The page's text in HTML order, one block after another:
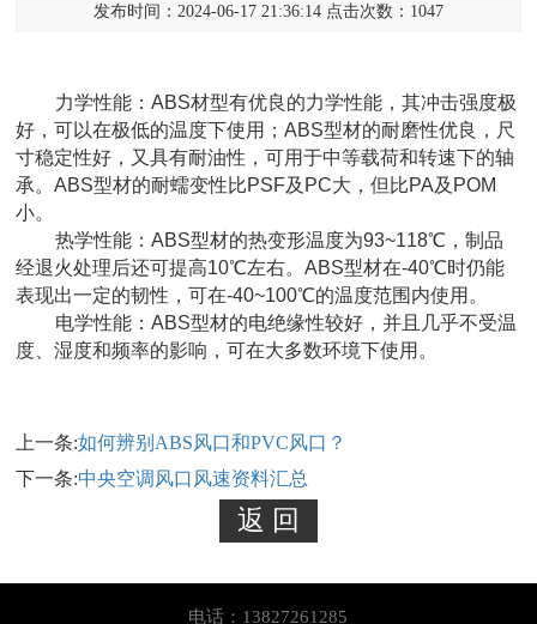
发布时间：2024-06-17 21:36:14 点击次数：1047
力学性能：ABS材型有优良的力学性能，其冲击强度极
好，可以在极低的温度下使用；ABS型材的耐磨性优良，尺
寸稳定性好，又具有耐油性，可用于中等载荷和转速下的轴
承。ABS型材的耐蠕变性比PSF及PC大，但比PA及POM
小。
热学性能：ABS型材的热变形温度为93~118℃，制品
经退火处理后还可提高10℃左右。ABS型材在-40℃时仍能
表现出一定的韧性，可在-40~100℃的温度范围内使用。
电学性能：ABS型材的电绝缘性较好，并且几乎不受温
度、湿度和频率的影响，可在大多数环境下使用。
上一条:如何辨别ABS风口和PVC风口？
下一条:中央空调风口风速资料汇总
电话：13827261285